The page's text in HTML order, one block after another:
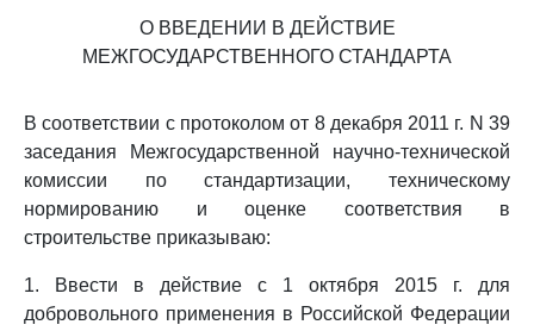
О ВВЕДЕНИИ В ДЕЙСТВИЕ
МЕЖГОСУДАРСТВЕННОГО СТАНДАРТА
В соответствии с протоколом от 8 декабря 2011 г. N 39
заседания Межгосударственной научно-технической
комиссии по стандартизации, техническому
нормированию и оценке соответствия в
строительстве приказываю:
1. Ввести в действие с 1 октября 2015 г. для
добровольного применения в Российской Федерации